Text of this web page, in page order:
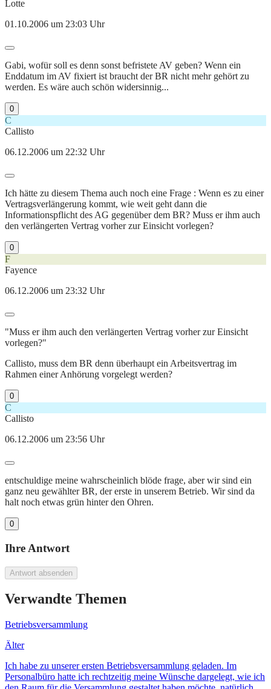
Lotte
01.10.2006 um 23:03 Uhr
Gabi, wofür soll es denn sonst befristete AV geben? Wenn ein
Enddatum im AV fixiert ist braucht der BR nicht mehr gehört zu
werden. Es wäre auch schön widersinnig...
0
C
Callisto
06.12.2006 um 22:32 Uhr
Ich hätte zu diesem Thema auch noch eine Frage : Wenn es zu einer
Vertragsverlängerung kommt, wie weit geht dann die
Informationspflicht des AG gegenüber dem BR? Muss er ihm auch
den verlängerten Vertrag vorher zur Einsicht vorlegen?
0
F
Fayence
06.12.2006 um 23:32 Uhr
"Muss er ihm auch den verlängerten Vertrag vorher zur Einsicht
vorlegen?"
Callisto, muss dem BR denn überhaupt ein Arbeitsvertrag im
Rahmen einer Anhörung vorgelegt werden?
0
C
Callisto
06.12.2006 um 23:56 Uhr
entschuldige meine wahrscheinlich blöde frage, aber wir sind ein
ganz neu gewählter BR, der erste in unserem Betrieb. Wir sind da
halt noch etwas grün hinter den Ohren.
0
Ihre Antwort
Antwort absenden
Verwandte Themen
Betriebsversammlung
Älter
Ich habe zu unserer ersten Betriebsversammlung geladen. Im
Personalbüro hatte ich rechtzeitig meine Wünsche dargelegt, wie ich